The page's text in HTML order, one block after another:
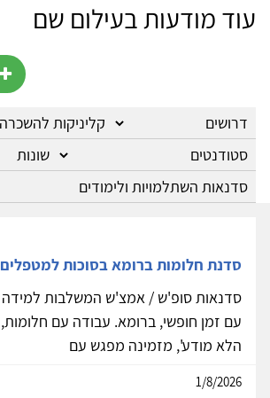
עוד מודעות בעילום שם
סדנת חלומות ברומא בסוכות
סדנאות סופ'ש / אמצ'ש המשלבות למידה
עם זמן חופשי, ברומא. עבודה עם
הלא מודע', מזמינה מפגש עם
1/8/2026